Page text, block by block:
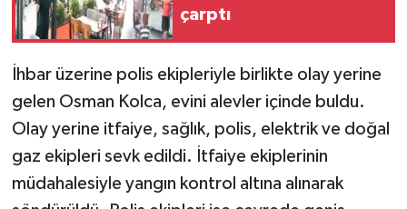
çarptı
İhbar üzerine polis ekipleriyle birlikte olay yerine
gelen Osman Kolca, evini alevler içinde buldu.
Olay yerine itfaiye, sağlık, polis, elektrik ve doğal
gaz ekipleri sevk edildi. İtfaiye ekiplerinin
müdahalesiyle yangın kontrol altına alınarak